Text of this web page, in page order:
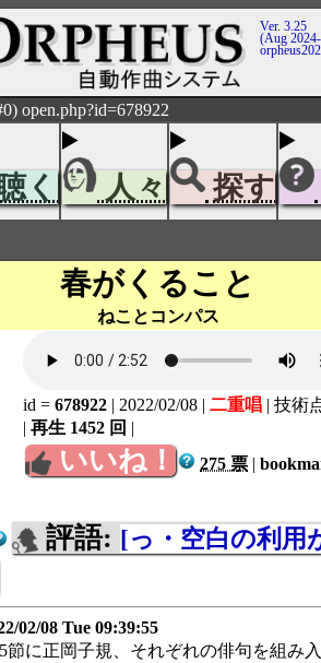
Ver. 3.25
(Aug
open.php?id=678922
く 人々 探す
春がくること
ねことコンパス
id = 678922 | 2022/02/08 | 二重唱 | 技術
| 再生 1452 回 |
いいね！ 275 票 |
評語: [っ・空白の利用
02/08 Tue 09:39:55
節に正岡子規、それぞれの俳句を組み